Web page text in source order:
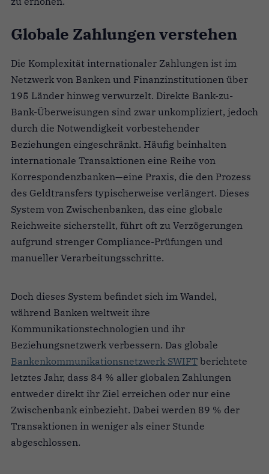
Globale Zahlungen verstehen
Die Komplexität internationaler Zahlungen ist im
Netzwerk von Banken und Finanzinstitutionen über
195 Länder hinweg verwurzelt. Direkte Bank-zu-
Bank-Überweisungen sind zwar unkompliziert, jedoch
durch die Notwendigkeit vorbestehender
Beziehungen eingeschränkt. Häufig beinhalten
internationale Transaktionen eine Reihe von
Korrespondenzbanken—eine Praxis, die den Prozess
des Geldtransfers typischerweise verlängert. Dieses
System von Zwischenbanken, das eine globale
Reichweite sicherstellt, führt oft zu Verzögerungen
aufgrund strenger Compliance-Prüfungen und
manueller Verarbeitungsschritte.
Doch dieses System befindet sich im Wandel,
während Banken weltweit ihre
Kommunikationstechnologien und ihr
Beziehungsnetzwerk verbessern. Das globale
Bankenkommunikationsnetzwerk SWIFT berichtete
letztes Jahr, dass 84 % aller globalen Zahlungen
entweder direkt ihr Ziel erreichen oder nur eine
Zwischenbank einbezieht. Dabei werden 89 % der
Transaktionen in weniger als einer Stunde
abgeschlossen.